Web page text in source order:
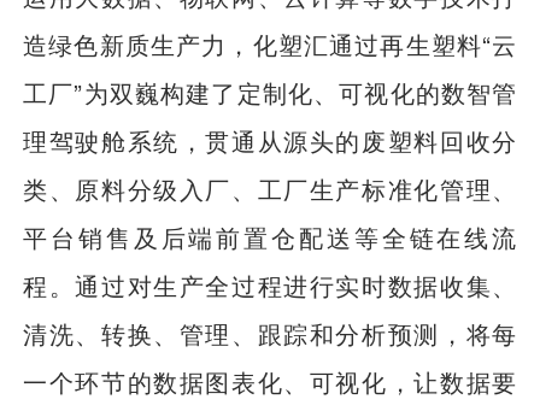
造绿色新质生产力，化塑汇通过再生塑料“云
工厂”为双巍构建了定制化、可视化的数智管
理驾驶舱系统，贯通从源头的废塑料回收分
类、原料分级入厂、工厂生产标准化管理、
平台销售及后端前置仓配送等全链在线流
程。通过对生产全过程进行实时数据收集、
清洗、转换、管理、跟踪和分析预测，将每
一个环节的数据图表化、可视化，让数据要